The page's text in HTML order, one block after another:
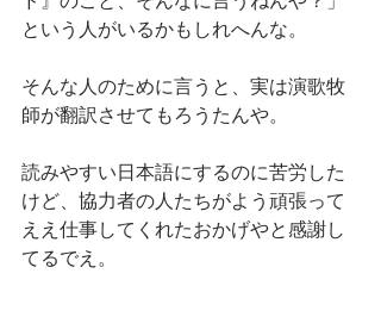
という人がいるかもしれへんな。
そんな人のために言うと、実は演歌牧
師が翻訳させてもろうたんや。
読みやすい日本語にするのに苦労した
けど、協力者の人たちがよう頑張って
ええ仕事してくれたおかげやと感謝し
てるでえ。